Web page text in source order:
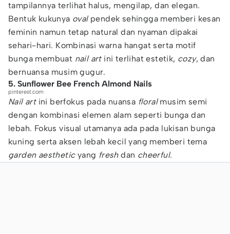
tampilannya terlihat halus, mengilap, dan elegan.
Bentuk kukunya ovalpendek sehingga memberi kesan
feminin namun tetap natural dan nyaman dipakai
sehari-hari. Kombinasi warna hangat serta motif
bunga membuat nail artini terlihat estetik, cozy, dan
bernuansa musim gugur.
5. Sunflower Bee French Almond Nails
pinterest.com
Nail art ini berfokus pada nuansa floralmusim semi
dengan kombinasi elemen alam seperti bunga dan
lebah. Fokus visual utamanya ada pada lukisan bunga
kuning serta aksen lebah kecil yang memberi tema
garden aestheticyang freshdan cheerful.